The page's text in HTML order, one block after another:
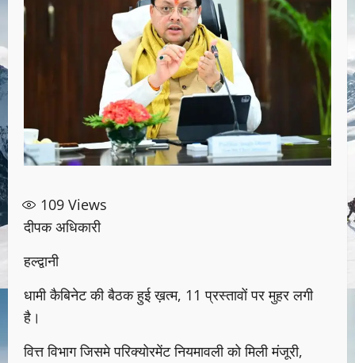
109 Views
दीपक अधिकारी
हल्द्वानी
धामी कैबिनेट की बैठक हुई ख़त्म, 11 प्रस्तावों पर मुहर लगी
है।
वित्त विभाग जिसमे परिक्योरमेंट नियमावली को मिली मंजूरी,